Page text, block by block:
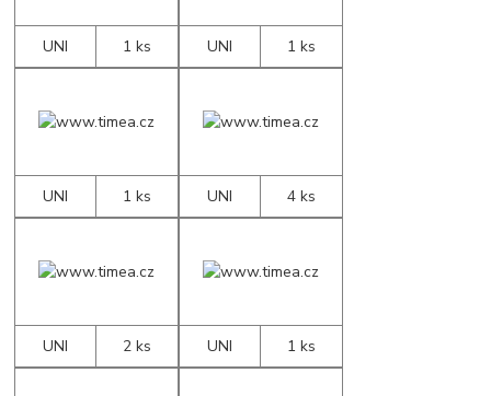
UNI 1 ks UNI 1 ks
UNI 1 ks UNI 4 ks
UNI 2 ks UNI 1 ks